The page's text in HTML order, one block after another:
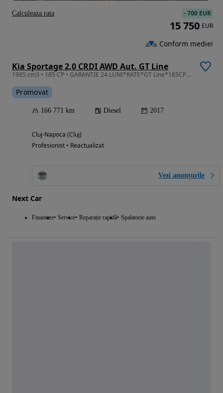
Kia Sportage 2,0 CRDI AWD Aut. GT Line
1995 cm3 • 185 CP • GARANTIE 24 LUNI*RATE*GT Line*185CP*4x4*Automata*Piele*Ventilatie*Full
Promovat
166 771 km Diesel 2017
Cluj-Napoca (Cluj)
Profesionist • Reactualizat
Vezi anunțurile
Next Car
Finantare Service Reparație rapidă Spalatorie auto
-700 EUR
15 750 EUR
Conform mediei
Calculeaza rata